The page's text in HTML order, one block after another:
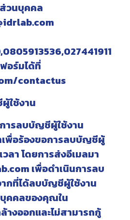
วนบุคคล
อร์มได้ที่
contactus
ใช้งาน
ารลบบัญชีผู้ใช้งาน
เพื่อร้องขอการลบบัญชีผู้
ลา โดยการส่งอีเมลมา
เพื่อดำเนินการลบ
กที่ได้ลบบัญชีผู้ใช้งาน
คคลของคุณใน
างออกและไม่สามารถกู้